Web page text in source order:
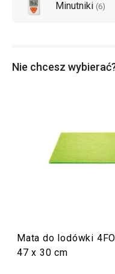
Minutniki (6)
Nie chcesz
Mata do lodówki
47 x 30 cm